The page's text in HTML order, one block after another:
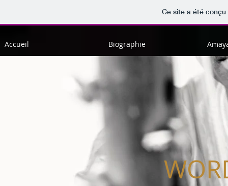
Ce site a été
Accueil Biographie